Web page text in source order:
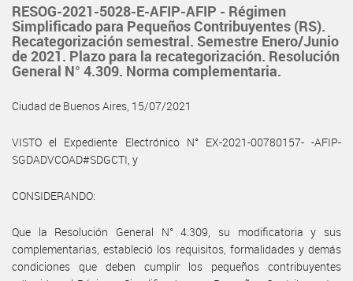
RESOG-2021-5028-E-AFIP-AFIP - Régimen
Simplificado para Pequeños Contribuyentes (RS).
Recategorización semestral. Semestre Enero/Junio
de 2021. Plazo para la recategorización. Resolución
General N° 4.309. Norma complementaria.
Ciudad de Buenos Aires, 15/07/2021
VISTO el Expediente Electrónico N° EX-2021-00780157- -AFIP-
SGDADVCOAD#SDGCTI, y
CONSIDERANDO:
Que la Resolución General N° 4.309, su modificatoria y sus
complementarias, estableció los requisitos, formalidades y demás
condiciones que deben cumplir los pequeños contribuyentes